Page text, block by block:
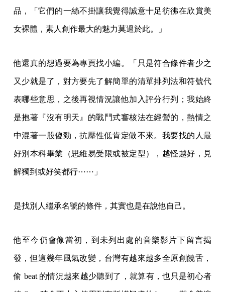
品，「它們的一絲不掛讓我覺得誠意十足彷彿在欣賞美
女裸體，素人創作最大的魅力莫過於此。」
他還真的想過要為專頁找小編。「只是符合條件者少之
又少就是了，對方要先了解簡單的清單排列法和符號代
表哪些意思，之後再視情況讓他加入評分行列；我始終
是抱著『沒有明天』的戰鬥式審核法在經營的，熱情之
中混著一股傻勁，抗壓性低肯定做不來。我要找的人最
好別本科畢業（思維易受限或被定型），越怪越好，見
解獨到或好笑都行⋯⋯」
是找別人繼承名號的條件，其實也是在說他自己。
他至今仍會像當初，到未列出處的音樂影片下留言揭
發，但這幾年風氣改變，台灣有越來越多全原創饒舌，
偷 beat 的情況越來越少聽到了，就算有，也只是初心者